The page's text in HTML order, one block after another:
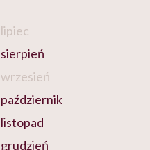
lipiec
sierpień
wrzesień
październik
listopad
grudzień